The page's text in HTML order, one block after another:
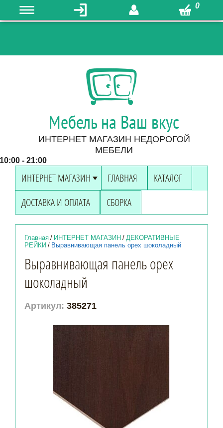
0
Мебель на Ваш вкус
ИНТЕРНЕТ МАГАЗИН НЕДОРОГОЙ
МЕБЕЛИ
- 21:00
ИНТЕРНЕТ МАГАЗИН ГЛАВНАЯ
КАТАЛОГ
ДОСТАВКА И ОПЛАТА
СБОРКА
Главная / ИНТЕРНЕТ МАГАЗИН / ДЕКОРАТИВНЫЕ
РЕЙКИ / Выравнивающая панель орех шоколадный
Выравнивающая панель орех
шоколадный
Артикул: 385271